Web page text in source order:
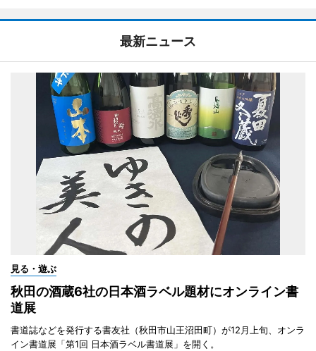
最新ニュース
見る・遊ぶ
秋田の酒蔵6社の日本酒ラベル題材にオンライン書
道展
書道誌などを発行する書友社（秋田市山王沼田町）が12月上旬、オンラ
イン書道展「第1回 日本酒ラベル書道展」を開く。